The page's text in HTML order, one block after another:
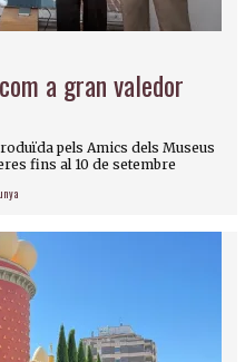
a gran valedor
pels Amics dels Museus
fins al 10 de setembre